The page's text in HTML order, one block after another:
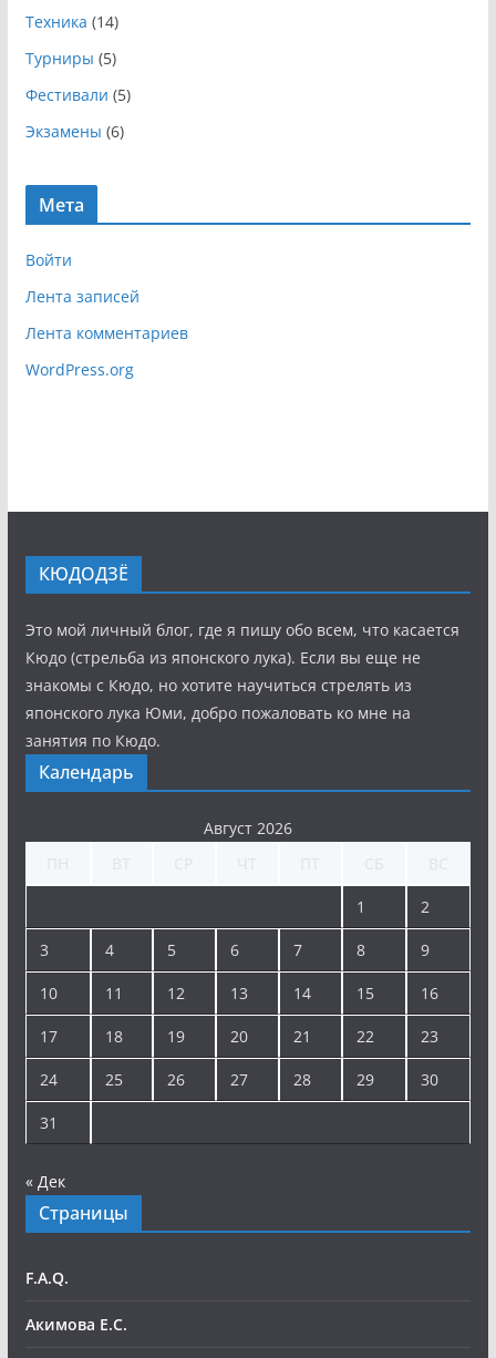
Техника (14)
Турниры (5)
Фестивали (5)
Экзамены (6)
Мета
Войти
Лента записей
Лента комментариев
WordPress.org
КЮДОДЗЁ
Это мой личный блог, где я пишу обо всем, что касается
Кюдо (стрельба из японского лука). Если вы еще не
знакомы с Кюдо, но хотите научиться стрелять из
японского лука Юми, добро пожаловать ко мне на
занятия по Кюдо.
Календарь
Август 2026
1 2
3 4 5 6 7 8 9
10 11 12 13 14 15 16
17 18 19 20 21 22 23
24 25 26 27 28 29 30
31
« Дек
Страницы
F.A.Q.
Акимова Е.С.